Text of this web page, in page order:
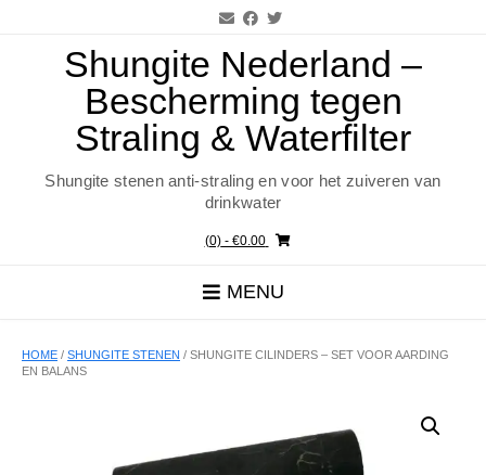
Shungite Nederland –
Bescherming tegen
Straling & Waterfilter
Shungite stenen anti-straling en voor het zuiveren van
drinkwater
(0)- €0.00
MENU
HOME / SHUNGITE STENEN / SHUNGITE CILINDERS – SET VOOR AARDING
EN BALANS